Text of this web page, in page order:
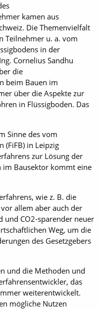
kamen aus
Die Themenvielfalt
Teilnehmer u. a. vom
in der
Cornelius Sandhu
die
beim Bauen im
über die Aspekte zur
in Flüssigboden. Das
Sinne des vom
(FiFB) in Leipzig
zur Lösung der
im Bausektor kommt eine
wie z. B. die
allem aber auch der
und CO2-sparender neuer
Weg, um die
des Gesetzgebers
und die Methoden und
das
weiterentwickelt.
mögliche Nutzen